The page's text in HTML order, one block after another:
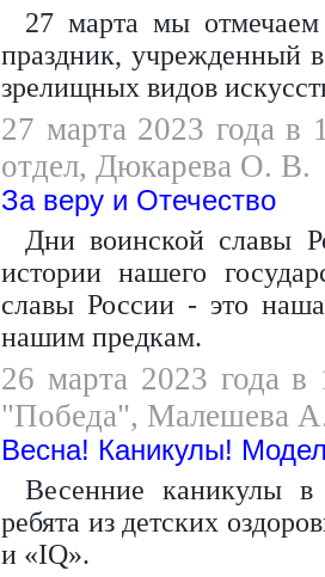
27 марта мы
праздник, учрежденный
зрелищных видов
27 марта 2023 года в
отдел, Дюкарева О. В.
За веру и Отечество
Дни воинской славы
истории нашего
славы России - это
нашим предкам.
26 марта 2023 года в
"Победа", Малешева
Весна! Каникулы!
Весенние каникулы в
ребята из детских
и «IQ».